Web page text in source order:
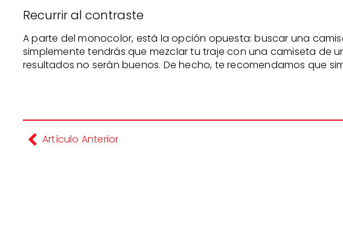
Recurrir al contraste
A parte del monocolor, está la opción opuesta: buscar una
simplemente tendrás que mezclar tu traje con una camiseta de
resultados no serán buenos. De hecho, te recomendamos que
Artículo Anterior